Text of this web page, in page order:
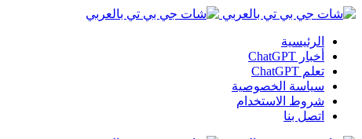
الرئيسية
أخبار ChatGPT
تعلم ChatGPT
سياسة الخصوصية
شروط الاستخدام
اتصل بنا